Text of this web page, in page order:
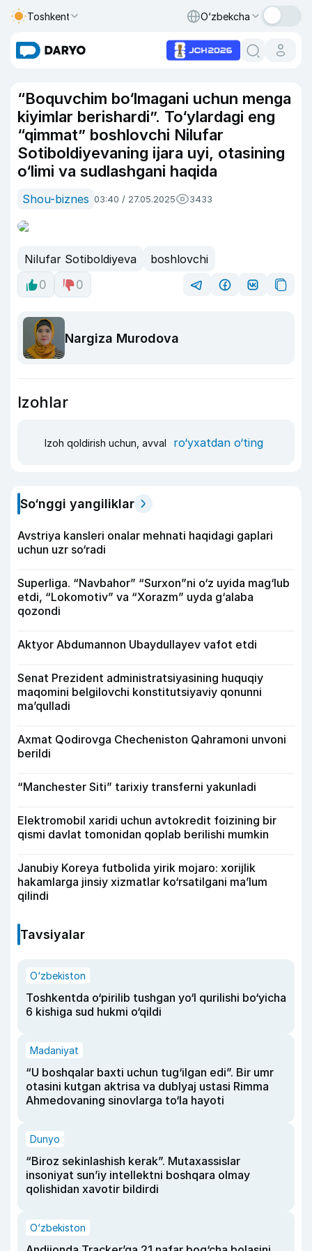
Toshkent O‘zbekcha
“Boquvchim bo‘lmagani uchun menga
kiyimlar berishardi”. To‘ylardagi eng
“qimmat” boshlovchi Nilufar
Sotiboldiyevaning ijara uyi, otasining
o‘limi va sudlashgani haqida
Shou-biznes 03:40 / 27.05.2025 3433
Nilufar Sotiboldiyeva
boshlovchi
0
0
Nargiza Murodova
Izohlar
Izoh qoldirish uchun, avval ro‘yxatdan o‘ting
So‘nggi yangiliklar
Avstriya kansleri onalar mehnati haqidagi gaplari
uchun uzr so‘radi
Superliga. “Navbahor” “Surxon”ni o‘z uyida mag‘lub
etdi, “Lokomotiv” va “Xorazm” uyda g‘alaba
qozondi
Aktyor Abdu­mannon Ubaydullayev vafot etdi
Senat Prezident administratsiyasining huquqiy
maqomini belgilovchi konstitutsiyaviy qonunni
ma’qulladi
Axmat Qodirovga Checheniston Qahramoni unvoni
berildi
“Manchester Siti” tarixiy transferni yakunladi
Elektromobil xaridi uchun avtokredit foizining bir
qismi davlat tomonidan qoplab berilishi mumkin
Janubiy Koreya futbolida yirik mojaro: xorijlik
hakamlarga jinsiy xizmatlar ko‘rsatilgani ma’lum
qilindi
Tavsiyalar
O‘zbekiston
Toshkentda o‘pirilib tushgan yo‘l qurilishi bo‘yicha
6 kishiga sud hukmi o‘qildi
Madaniyat
“U boshqalar baxti uchun tug‘ilgan edi”. Bir umr
otasini kutgan aktrisa va dublyaj ustasi Rimma
Ahmedovaning sinovlarga to‘la hayoti
Dunyo
“Biroz sekinlashish kerak”. Mutaxassislar
insoniyat sun’iy intellektni boshqara olmay
qolishidan xavotir bildirdi
O‘zbekiston